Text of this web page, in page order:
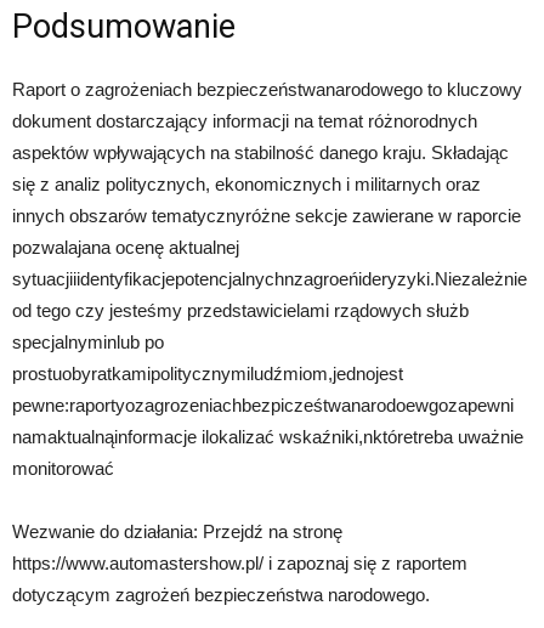
Podsumowanie
Raport o zagrożeniach bezpieczeństwanarodowego to kluczowy
dokument dostarczający informacji na temat różnorodnych
aspektów wpływających na stabilność danego kraju. Składając
się z analiz politycznych, ekonomicznych i militarnych oraz
innych obszarów tematycznyróżne sekcje zawierane w raporcie
pozwalajana ocenę aktualnej
sytuacjiiidentyfikacjepotencjalnychnzagroeńideryzyki.Niezależnie
od tego czy jesteśmy przedstawicielami rządowych służb
specjalnyminlub po
prostuobyratkamipolitycznymiludźmiom,jednojest
pewne:raportyozagrozeniachbezpicześtwanarodoewgozapewni
namaktualnąinformacje ilokalizać wskaźniki,nktóretreba uważnie
monitorować
Wezwanie do działania: Przejdź na stronę
https://www.automastershow.pl/ i zapoznaj się z raportem
dotyczącym zagrożeń bezpieczeństwa narodowego.